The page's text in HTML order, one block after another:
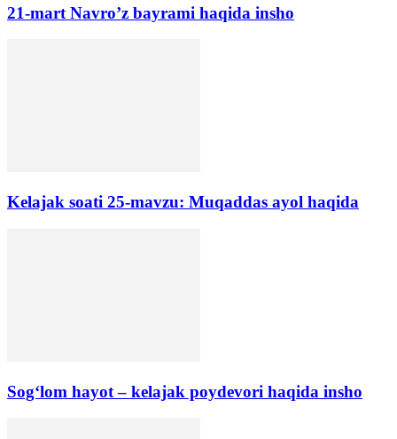
21-mart Navro’z bayrami haqida insho
Kelajak soati 25-mavzu: Muqaddas ayol haqida
Sog‘lom hayot – kelajak poydevori haqida insho